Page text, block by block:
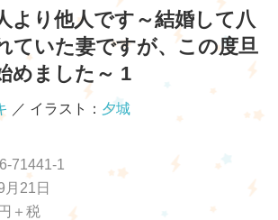
より他人です～結婚して八
ていた妻ですが、この度旦
めました～ 1
／ イラスト： 夕城
71441-1
21日
＋税